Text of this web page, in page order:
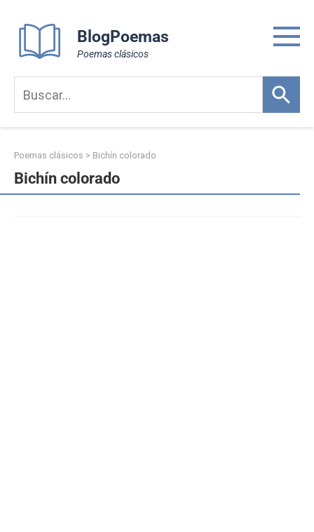
content
BlogPoemas
Poemas clásicos
Poemas clásicos > Bichín colorado
Bichín colorado